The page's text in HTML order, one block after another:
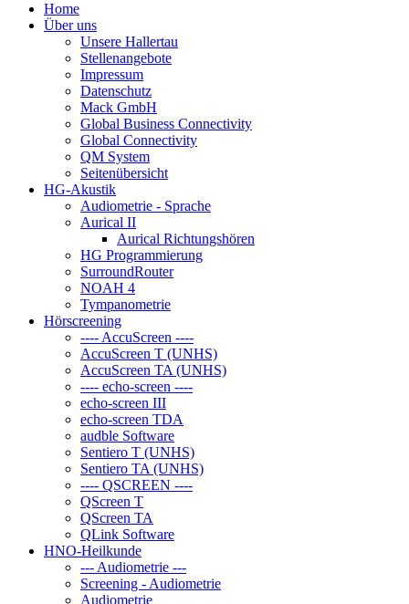
Home
Über uns
Unsere Hallertau
Stellenangebote
Impressum
Datenschutz
Mack GmbH
Global Business Connectivity
Global Connectivity
QM System
Seitenübersicht
HG-Akustik
Audiometrie - Sprache
Aurical II
Aurical Richtungshören
HG Programmierung
SurroundRouter
NOAH 4
Tympanometrie
Hörscreening
---- AccuScreen ----
AccuScreen T (UNHS)
AccuScreen TA (UNHS)
---- echo-screen ----
echo-screen III
echo-screen TDA
audble Software
Sentiero T (UNHS)
Sentiero TA (UNHS)
---- QSCREEN ----
QScreen T
QScreen TA
QLink Software
HNO-Heilkunde
--- Audiometrie ---
Screening - Audiometrie
Audiometrie